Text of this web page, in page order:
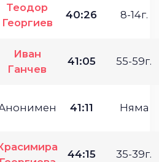
Теодор
Георгиев
40:26 8-14г.
Иван
Ганчев
41:05 55-59г.
41:11 Няма
44:15 35-39г.